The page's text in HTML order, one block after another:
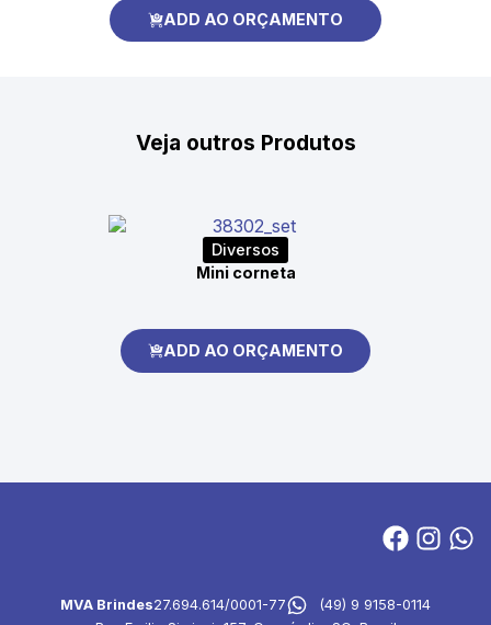
ADD AO ORÇAMENTO
Veja outros Produtos
Diversos
Mini corneta
ADD AO ORÇAMENTO
MVA Brindes27.694.614/0001-77
(49) 9 9158-0114